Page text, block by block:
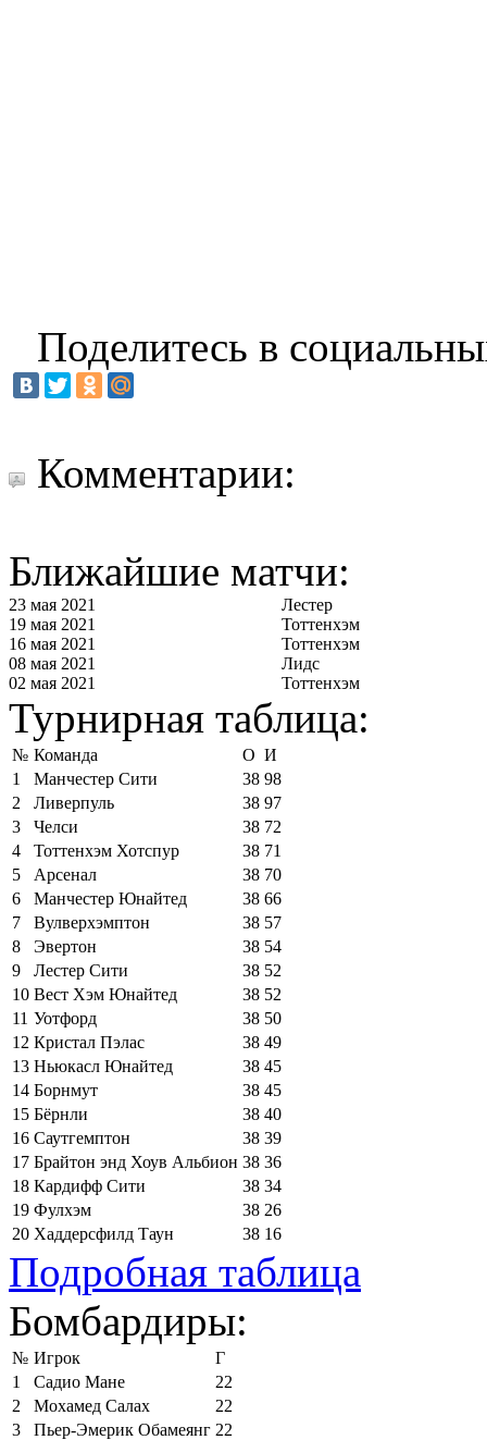
Поделитесь в
Комментарии:
Ближайшие матчи:
23 мая 2021
Лестер
19 мая 2021
Тоттенхэм
16 мая 2021
Тоттенхэм
08 мая 2021
Лидс
02 мая 2021
Тоттенхэм
Турнирная таблица:
№ Команда О И
1
Манчестер Сити 38 98
2
Ливерпуль 38 97
3
Челси 38 72
4
Тоттенхэм Хотспур 38 71
5
Арсенал 38 70
6
Манчестер Юнайтед 38 66
7
Вулверхэмптон 38 57
8
Эвертон 38 54
9
Лестер Сити 38 52
10 Вест Хэм Юнайтед 38 52
11 Уотфорд 38 50
12 Кристал Пэлас 38 49
13 Ньюкасл Юнайтед 38 45
14 Борнмут 38 45
15 Бёрнли 38 40
16 Саутгемптон 38 39
17 Брайтон энд Хоув Альбион 38 36
18 Кардифф Сити 38 34
19 Фулхэм 38 26
20 Хаддерсфилд Таун 38 16
Подробная таблица
Бомбардиры:
№ Игрок
Г
1
Садио Мане
22
2
Мохамед Салах
22
3
Пьер-Эмерик Обамеянг 22